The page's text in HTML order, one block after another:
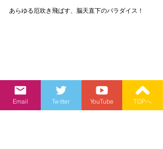
あらゆる厄吹き飛ばす、脳天直下のパラダイス！
Email Twitter YouTube TOPへ